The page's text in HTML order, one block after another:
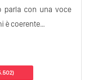
parla con una voce
è coerente…